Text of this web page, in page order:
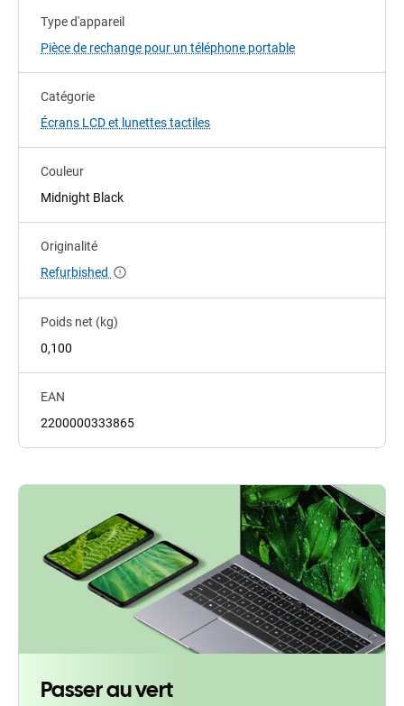
Type d'appareil
Pièce de rechange pour un téléphone portable
Catégorie
Écrans LCD et lunettes tactiles
Couleur
Midnight Black
Originalité
Refurbished
Poids net (kg)
0,100
EAN
2200000333865
Passer au vert